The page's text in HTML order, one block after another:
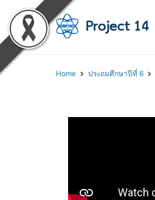
Home ประถมศึกษาปีที่ 6